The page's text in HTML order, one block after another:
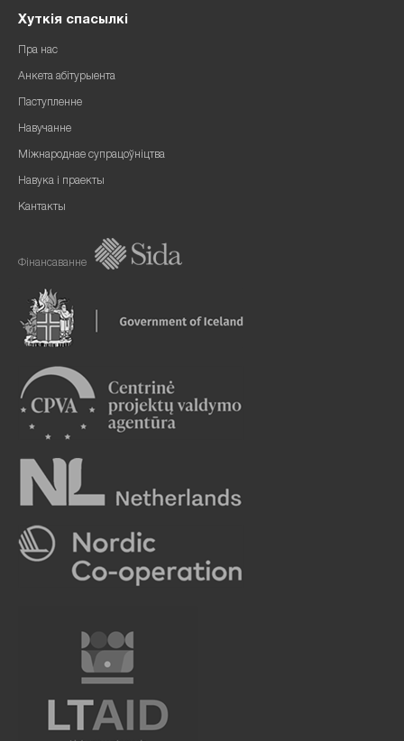
Хуткія спасылкі
Пра нас
Анкета абітурыента
Паступленне
Навучанне
Міжнароднае супрацоўніцтва
Навука і праекты
Кантакты
Фінансаванне